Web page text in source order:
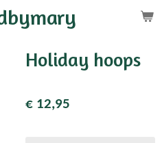
Holiday hoops
€ 12,95